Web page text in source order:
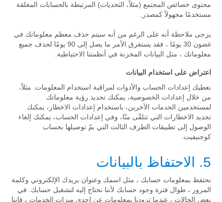
محتوى خصائص المجتمع (مثلاً، التحديات) المرتبطة بالحسابات المغلقة
مستخدمًا مجهولاً كمصدر.
يرجى ملاحظة أنه على الرغم من أنه سيتم حذف معظم معلوماتك في
غضون 30 يومًا ، فقد يستغرق الأمر ما يصل إلى 90 يومًا لحذف جميع
معلوماتك ، مثل البيانات المخزنة في أنظمتنا الاحتياطية.
اعتراض على استخدام البيانات
نعطيك إعدادات الحساب والأدوات لمراقبة استخدام المعلومات. مثلاً،
من خلال إعدادات الخصوصية، يمكنك تحديد رؤية معلوماتك
لمستخدمين الخدمات الآخرين، باستخدام إعدادات الاخطار، يمكنك
تحديد الاخطارات التي تتلقّى منّا، وفي إعدادات الحساب، يمكنك إلغاء
الوصول إلى تطبيقات الطرف الثالث التي بمّ توصيلها بحساب
كوجنيفيت.
5. الاحتفاظ بالبيانات
نحتفظ بمعلومات حسابك ، مثل اسمك وعنوان بريدك الإلكتروني وكلمة
المرور ، طوال فترة وجود حسابك لأننا نحتاج إليه لتشغيل حسابك. في
بعض الحالات ، عندما تزودنا بمعلومات عن إحدى ميزات الخدمات ، فإننا